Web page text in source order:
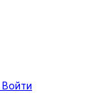
Войти